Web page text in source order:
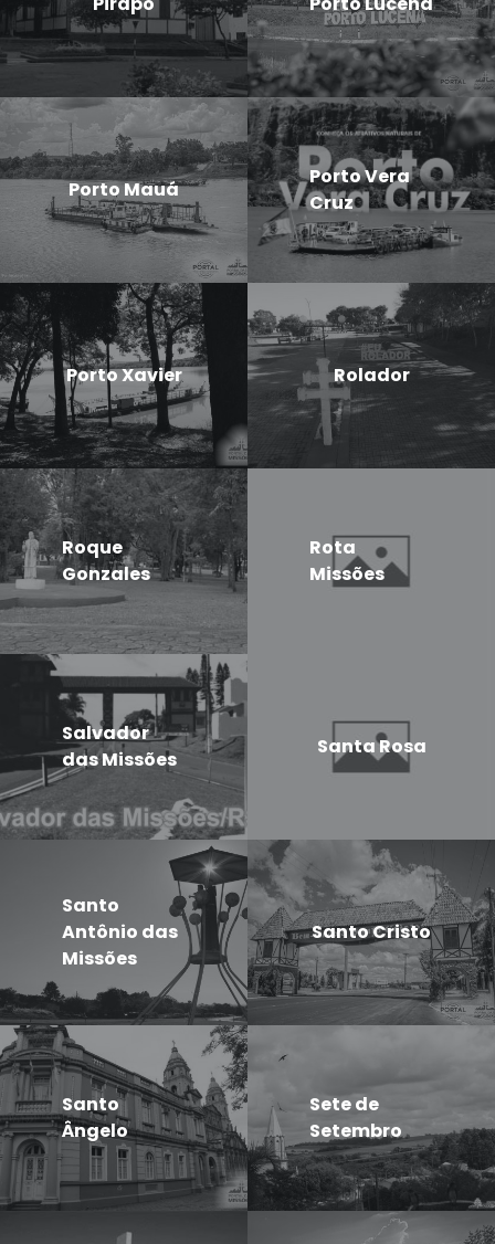
Porto Mauá
Porto Vera
Cruz
Porto Xavier Rolador
Roque
Gonzales
Rota
Missões
Salvador
das Missões
Santa Rosa
Santo
Antônio das
Missões
Santo Cristo
Santo
Ângelo
Sete de
Setembro